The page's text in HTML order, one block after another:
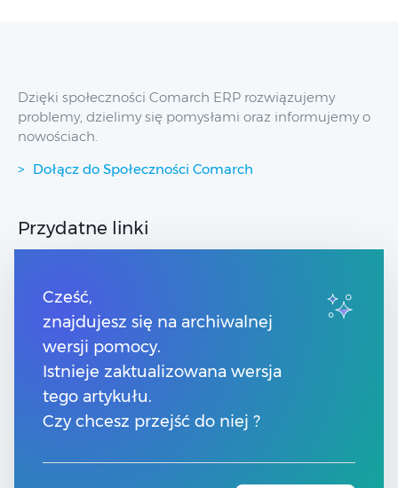
Dzięki społeczności Comarch ERP rozwiązujemy
problemy, dzielimy się pomysłami oraz informujemy o
nowościach.
Dołącz do Społeczności Comarch
Przydatne linki
Strony dla Klientów
Strony dla Partnerów
Pomoc Comarch ERP XT
Pomoc Comarch e-Sklep
Pomoc Comarch HRM
Kontakt
Cześć,
znajdujesz się na archiwalnej
wersji pomocy.
Istnieje zaktualizowana wersja
tego artykułu.
Czy chcesz przejść do niej ?